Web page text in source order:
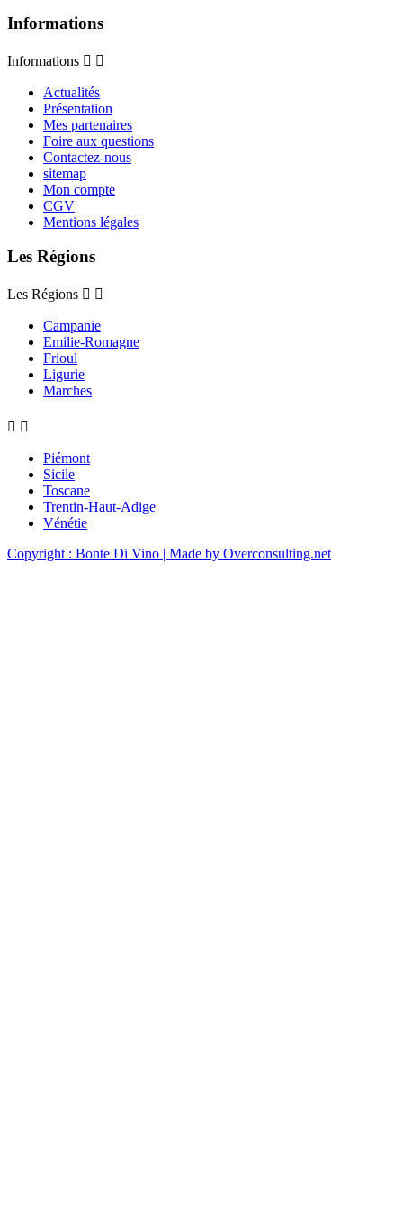
Informations
Informations  
Actualités
Présentation
Mes partenaires
Foire aux questions
Contactez-nous
sitemap
Mon compte
CGV
Mentions légales
Les Régions
Les Régions  
Campanie
Emilie-Romagne
Frioul
Ligurie
Marches
 
Piémont
Sicile
Toscane
Trentin-Haut-Adige
Vénétie
Copyright : Bonte Di Vino | Made by Overconsulting.net